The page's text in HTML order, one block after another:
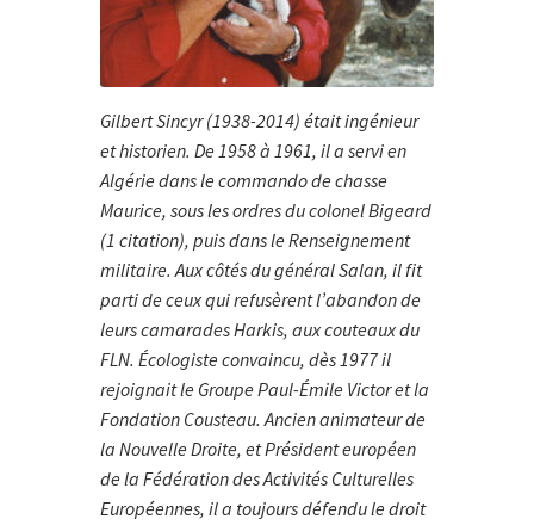
Gilbert Sincyr (1938-2014) était ingénieur
et historien. De 1958 à 1961, il a servi en
Algérie dans le commando de chasse
Maurice, sous les ordres du colonel Bigeard
(1 citation), puis dans le Renseignement
militaire. Aux côtés du général Salan, il fit
parti de ceux qui refusèrent l’abandon de
leurs camarades Harkis, aux couteaux du
FLN. Écologiste convaincu, dès 1977 il
rejoignait le Groupe Paul-Émile Victor et la
Fondation Cousteau. Ancien animateur de
la Nouvelle Droite, et Président européen
de la Fédération des Activités Culturelles
Européennes, il a toujours défendu le droit